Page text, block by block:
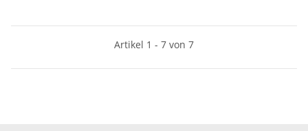
Artikel 1 - 7 von 7